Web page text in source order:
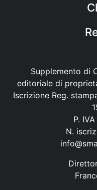
Supplemento di
editoriale di
Iscrizione Reg.
P.
N.